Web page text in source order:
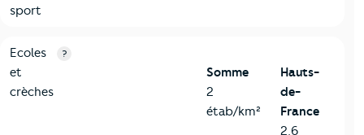
sport
4-Education
Critères
Ecoles
et
crèches
?
Somme
2
étab/km²
Hauts-
de-
France
2,6